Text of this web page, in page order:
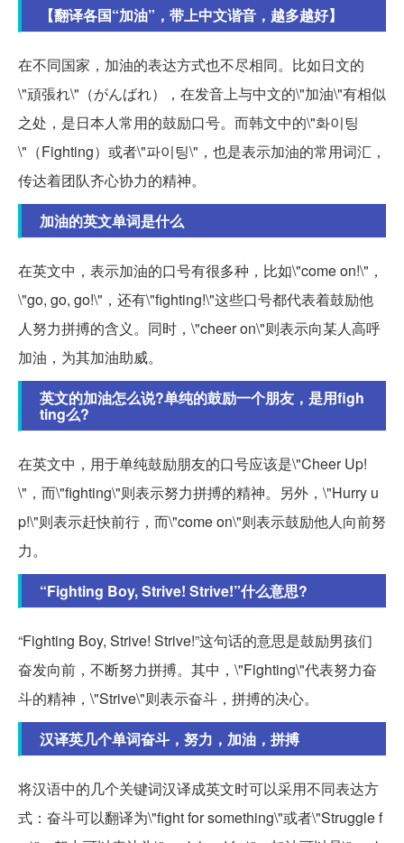
【翻译各国“加油”，带上中文谐音，越多越好】
在不同国家，加油的表达方式也不尽相同。比如日文的
\"頑張れ\"（がんばれ），在发音上与中文的\"加油\"有相似
之处，是日本人常用的鼓励口号。而韩文中的\"화이팅
\"（Fighting）或者\"파이팅\"，也是表示加油的常用词汇，
传达着团队齐心协力的精神。
加油的英文单词是什么
在英文中，表示加油的口号有很多种，比如\"come on!\"，
\"go, go, go!\"，还有\"fighting!\"这些口号都代表着鼓励他
人努力拼搏的含义。同时，\"cheer on\"则表示向某人高呼
加油，为其加油助威。
英文的加油怎么说?单纯的鼓励一个朋友，是用figh
ting么?
在英文中，用于单纯鼓励朋友的口号应该是\"Cheer Up!
\"，而\"fighting\"则表示努力拼搏的精神。另外，\"Hurry u
p!\"则表示赶快前行，而\"come on\"则表示鼓励他人向前努
力。
“Fighting Boy, Strive! Strive!”什么意思?
“Fighting Boy, Strive! Strive!”这句话的意思是鼓励男孩们
奋发向前，不断努力拼搏。其中，\"Fighting\"代表努力奋
斗的精神，\"Strive\"则表示奋斗，拼搏的决心。
汉译英几个单词奋斗，努力，加油，拼搏
将汉语中的几个关键词汉译成英文时可以采用不同表达方
式：奋斗可以翻译为\"fight for something\"或者\"Struggle f